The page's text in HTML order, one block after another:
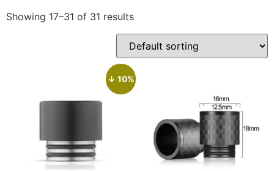
Showing 17–31 of 31 results
↓ 10%